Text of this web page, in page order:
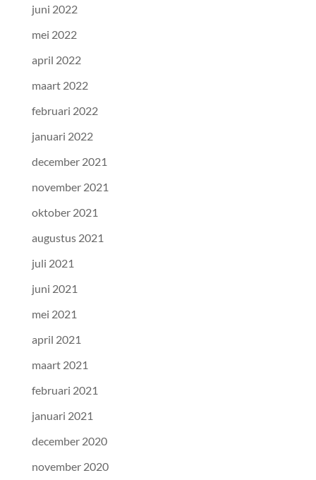
juni 2022
mei 2022
april 2022
maart 2022
februari 2022
januari 2022
december 2021
november 2021
oktober 2021
augustus 2021
juli 2021
juni 2021
mei 2021
april 2021
maart 2021
februari 2021
januari 2021
december 2020
november 2020